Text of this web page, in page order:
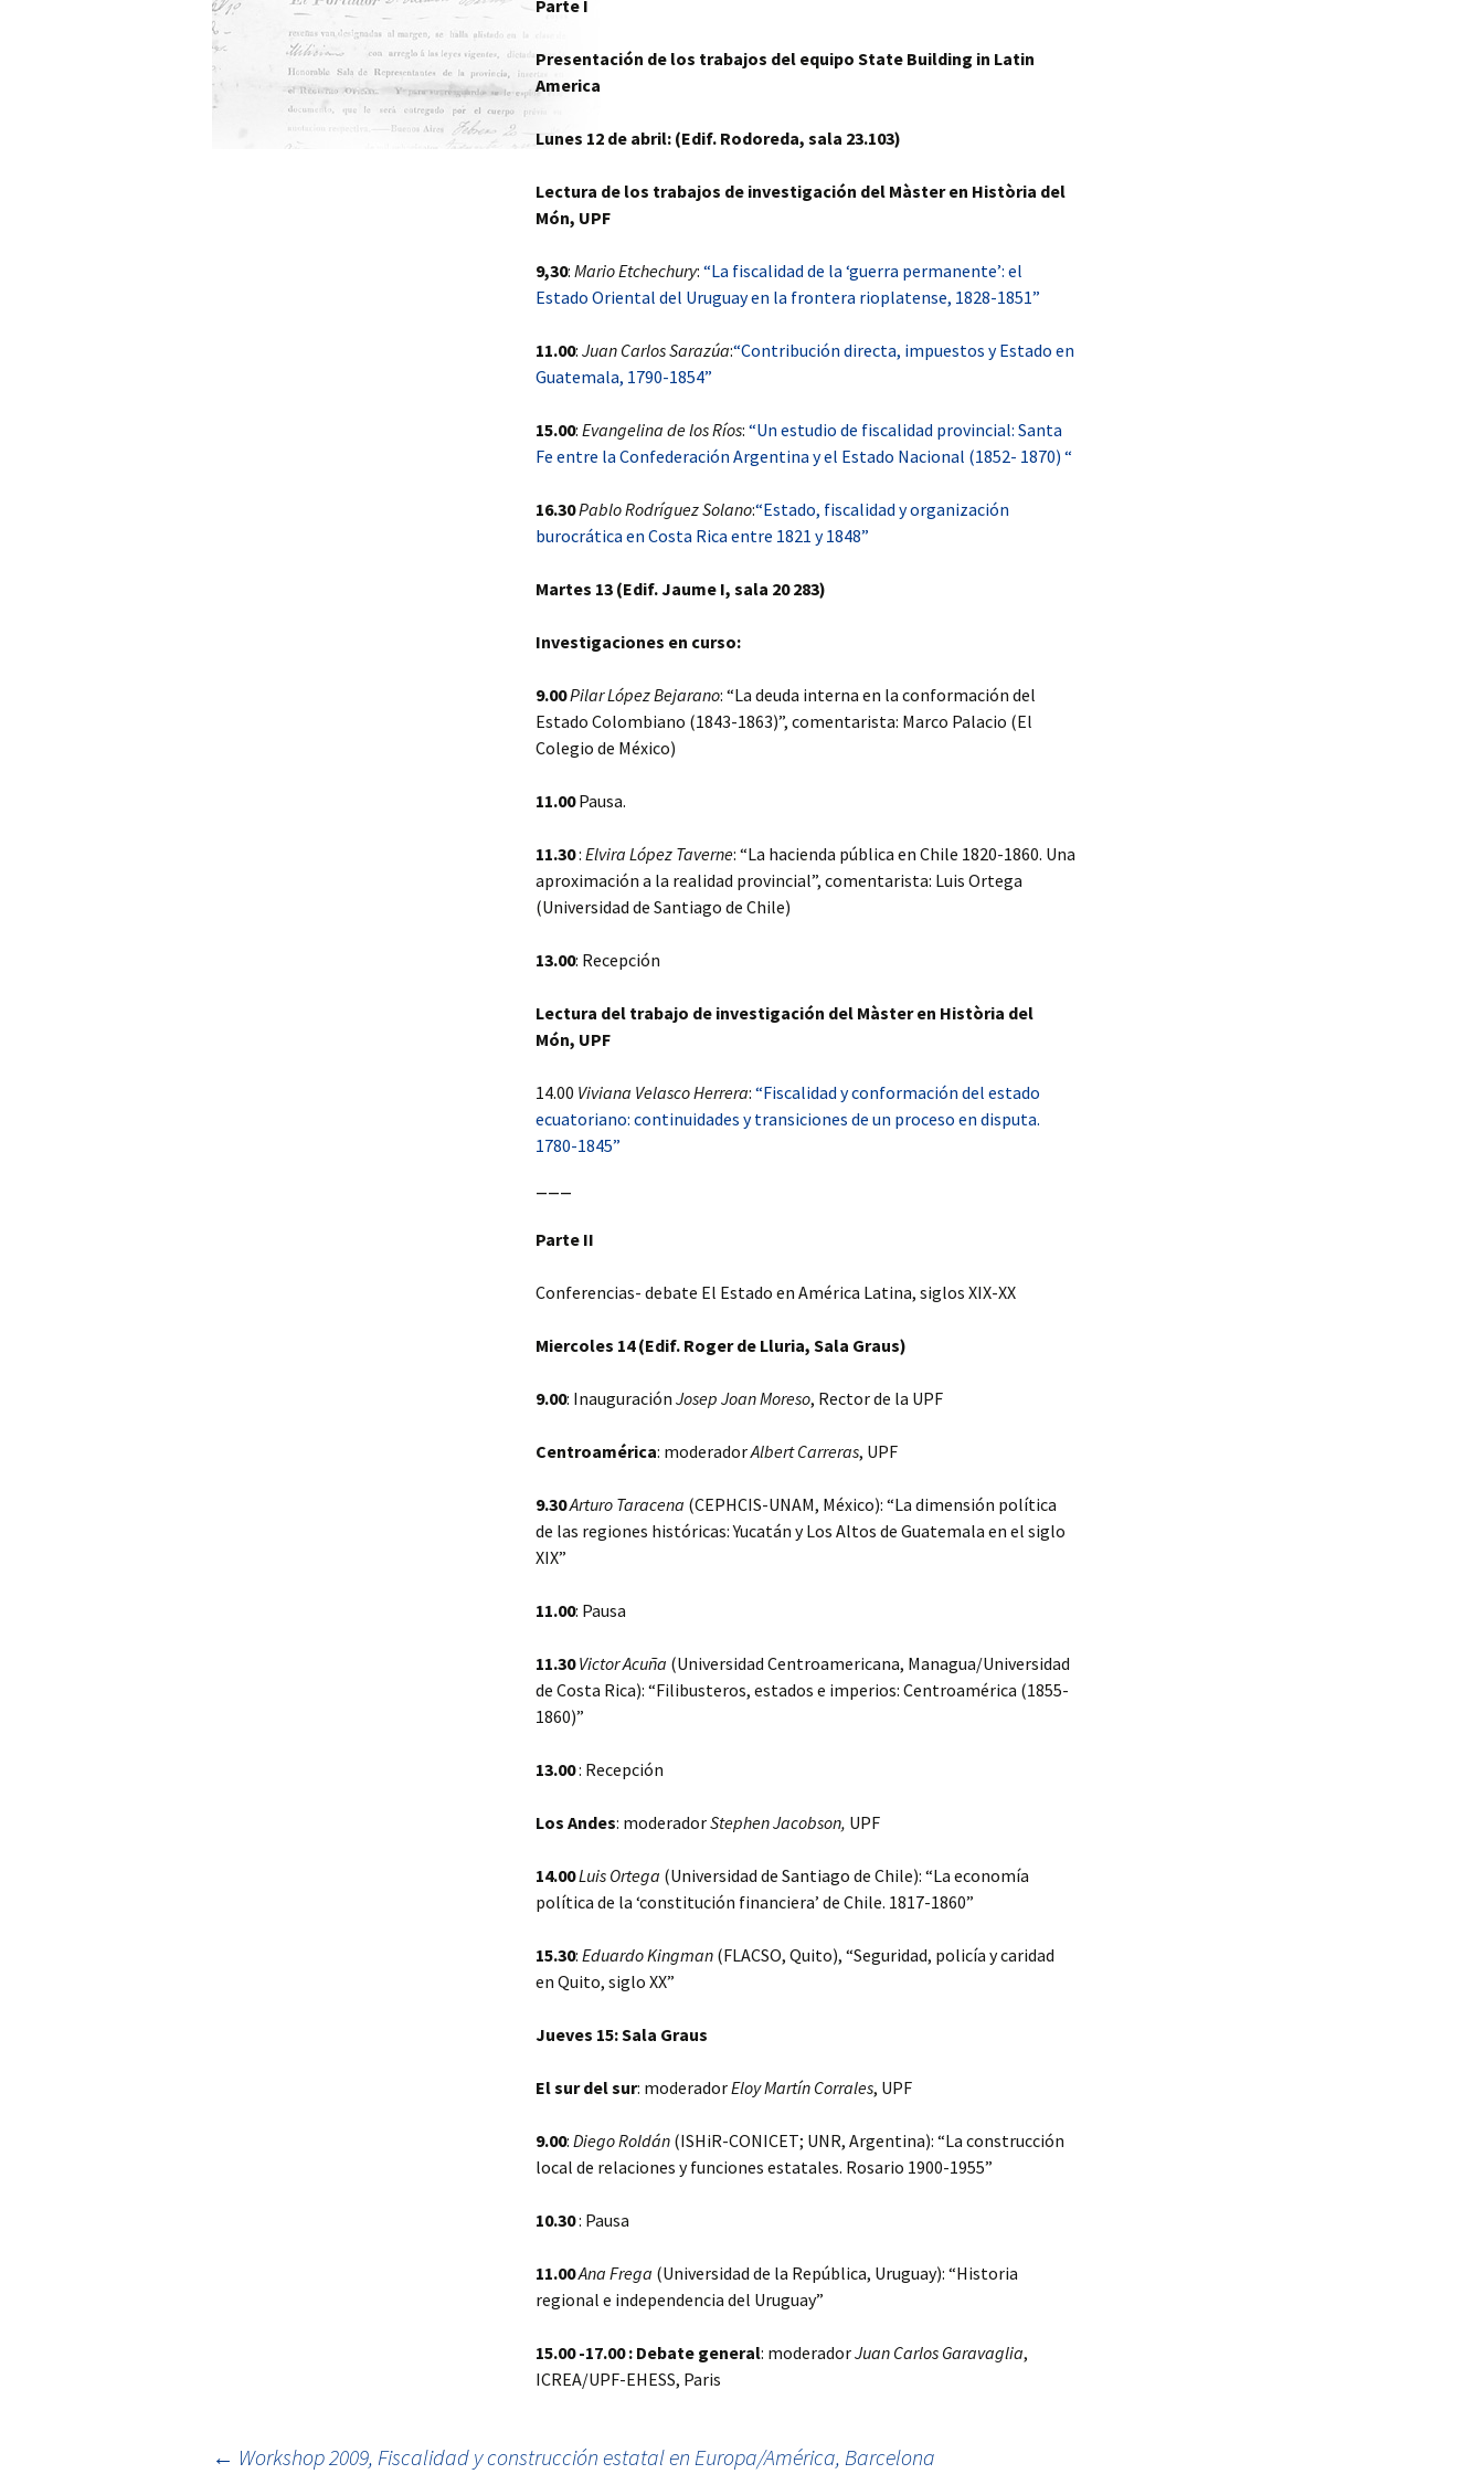
ESTADO Y BUROCRACIA
EN AMÉRICA LATINA,
SIGLO XIX, MONTEVIDEO
BUILDING EN SANTIAGO
DE CHILE
2011: ADMINISTRAR,
SERVIR AL PODER,
SERVIR AL ESTADO,
SEGUNDO WORKSHOP
2011: GUERRA,
CONSTRUCCIÓN DEL
ESTADO. AMÉRICA
LATINA, SIGLO XIX, SAN
WORKSHOP 2012,
JUSTICIA, VIOLENCIA Y
ECUADOR
L’OBEISSANCE
ECLIPSE OF EMPIRES.
COLONIAL
RESISTENCE,METROPOLITAN
20TH CENTURIES
CONSTRUCCIÓN DEL
ESTADO Y BUROCRACIAS
TÉCNICAS EN AMÉRICA
CORRUPCIÓN, CODICIA Y
BIEN PÚBLICO EN EL
(SIGLOS XVII-XX)
LA DISPUTA POR LA
CONSTRUCCIÓN
PROVINCIAS, 1850-1865
FAMILIAS EN LA
TORMENTA. TIERRA,
XVIII Y XIX
DEUDAS Y
CONFIGURACIÓN
ESTATAL DE LA NUEVA
GRANADA EN LA
SIGLO XIX
HIJOS DE MERCURIO,
MERCADERES Y
SERVIDORES DEL
ESTADO EN UNA
MONTEVIDEO, 1806-1860
EL PROCESO DE
CONSTRUCCIÓN
HACIENDA PÚBLICA Y
BUROCRACIA (1817-1860)
SERVE THE POWER (S),
SERVE THE STATE.
AMERICA AND EURASIA
LAS FUERZAS DE
LATINA, SIGLO XIX
CONFIGURACIONES
TERRITORIO. AMÉRICA
LATINA, SIGLOS XVIII- XIX
FISCALIDAD Y
AMÉRICA
LAS PUBLICACIONES
DEL PROYECTO EN 2017
LA SOCIÉTÉ GUERRIÉRE
Parte I
Presentación de los trabajos del equipo State Building in Latin
America
Lunes 12 de abril: (Edif. Rodoreda, sala 23.103)
Lectura de los trabajos de investigación del Màster en Història del
Món, UPF
9,30: Mario Etchechury: “La fiscalidad de la ‘guerra permanente’: el
Estado Oriental del Uruguay en la frontera rioplatense, 1828-1851”
11.00: Juan Carlos Sarazúa:“Contribución directa, impuestos y Estado en
Guatemala, 1790-1854”
15.00: Evangelina de los Ríos: “Un estudio de fiscalidad provincial: Santa
Fe entre la Confederación Argentina y el Estado Nacional (1852- 1870) “
16.30Pablo Rodríguez Solano:“Estado, fiscalidad y organización
burocrática en Costa Rica entre 1821 y 1848”
Martes 13 (Edif. Jaume I, sala 20 283)
Investigaciones en curso:
9.00Pilar López Bejarano: “La deuda interna en la conformación del
Estado Colombiano (1843-1863)”, comentarista: Marco Palacio (El
Colegio de México)
11.00Pausa.
11.30: Elvira López Taverne: “La hacienda pública en Chile 1820-1860. Una
aproximación a la realidad provincial”, comentarista: Luis Ortega
(Universidad de Santiago de Chile)
13.00: Recepción
Lectura del trabajo de investigación del Màster en Història del
Món, UPF
14.00 Viviana Velasco Herrera: “Fiscalidad y conformación del estado
ecuatoriano: continuidades y transiciones de un proceso en disputa.
1780-1845”
———
Parte II
Conferencias- debate El Estado en América Latina, siglos XIX-XX
Miercoles 14 (Edif. Roger de Lluria, Sala Graus)
9.00: Inauguración Josep Joan Moreso, Rector de la UPF
Centroamérica: moderadorAlbert Carreras, UPF
9.30Arturo Taracena (CEPHCIS-UNAM, México): “La dimensión política
de las regiones históricas: Yucatán y Los Altos de Guatemala en el siglo
XIX”
11.00: Pausa
11.30 Victor Acuña (Universidad Centroamericana, Managua/Universidad
de Costa Rica): “Filibusteros, estados e imperios: Centroamérica (1855-
1860)”
13.00: Recepción
Los Andes: moderadorStephen Jacobson, UPF
14.00Luis Ortega (Universidad de Santiago de Chile): “La economía
política de la ‘constitución financiera’ de Chile. 1817-1860”
15.30: Eduardo Kingman (FLACSO, Quito), “Seguridad, policía y caridad
en Quito, siglo XX”
Jueves 15: Sala Graus
El sur del sur: moderadorEloy Martín Corrales, UPF
9.00: Diego Roldán (ISHiR-CONICET; UNR, Argentina): “La construcción
local de relaciones y funciones estatales. Rosario 1900-1955”
10.30: Pausa
11.00Ana Frega (Universidad de la República, Uruguay): “Historia
regional e independencia del Uruguay”
15.00 -17.00 : Debate general: moderadorJuan Carlos Garavaglia,
ICREA/UPF-EHESS, Paris
← Workshop 2009, Fiscalidad y construcción estatal en Europa/América, Barcelona